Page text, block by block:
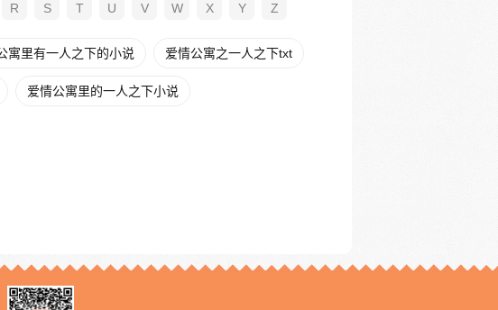
R S T U V W X Y Z
寓里有一人之下的小说 爱情公寓之一人之下txt
爱情公寓里的一人之下小说